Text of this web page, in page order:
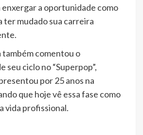
enxergar a oportunidade como
ter mudado sua carreira
comentou o
seu ciclo no “Superpop”,
por 25 anos na
que hoje vê essa fase como
vida profissional.